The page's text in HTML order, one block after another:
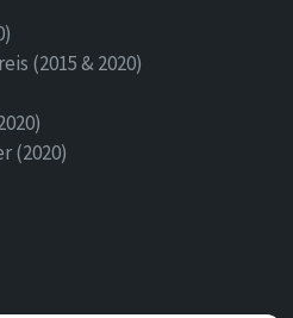
(2015 & 2020)
(2020)